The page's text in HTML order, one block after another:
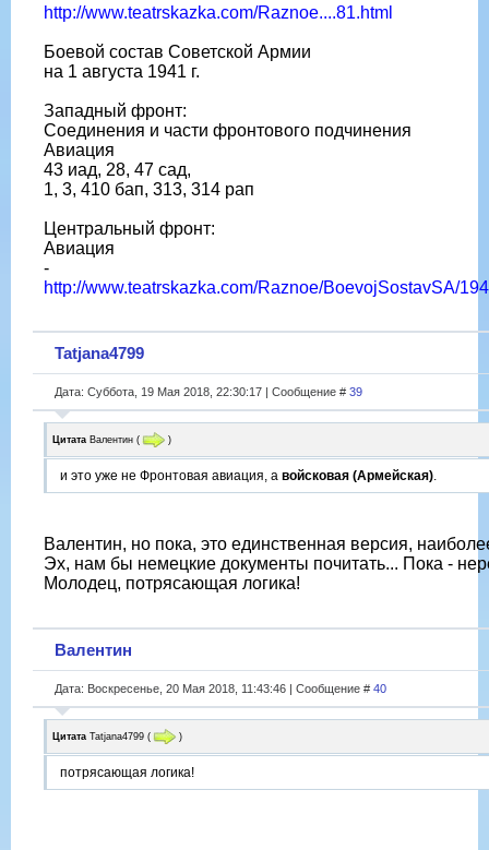
http://www.teatrskazka.com/Raznoe....81.html
Боевой состав Советской Армии
на 1 августа 1941 г.
Западный фронт:
Соединения и части фронтового подчинения
Авиация
43 иад, 28, 47 сад,
1, 3, 410 бап, 313, 314 рап
Центральный фронт:
Авиация
-
http://www.teatrskazka.com/Raznoe/BoevojSostavSA/
Tatjana4799
Дата: Суббота, 19 Мая 2018, 22:30:17 | Сообщение # 39
Цитата Валентин ( )
и это уже не Фронтовая авиация, а войсковая (Армейская).
Валентин, но пока, это единственная версия,
Эх, нам бы немецкие документы почитать... Пока -
Молодец, потрясающая логика!
Валентин
Дата: Воскресенье, 20 Мая 2018, 11:43:46 | Сообщение # 40
Цитата Tatjana4799 ( )
потрясающая логика!